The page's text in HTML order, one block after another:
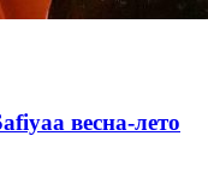
весна-лето